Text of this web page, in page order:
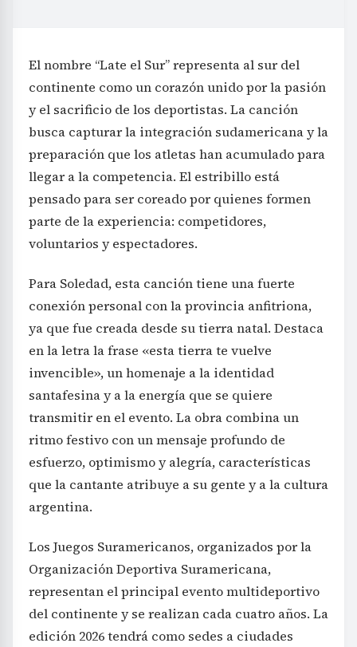
El nombre “Late el Sur” representa al sur del
continente como un corazón unido por la pasión
y el sacrificio de los deportistas. La canción
busca capturar la integración sudamericana y la
preparación que los atletas han acumulado para
llegar a la competencia. El estribillo está
pensado para ser coreado por quienes formen
parte de la experiencia: competidores,
voluntarios y espectadores.
Para Soledad, esta canción tiene una fuerte
conexión personal con la provincia anfitriona,
ya que fue creada desde su tierra natal. Destaca
en la letra la frase «esta tierra te vuelve
invencible», un homenaje a la identidad
santafesina y a la energía que se quiere
transmitir en el evento. La obra combina un
ritmo festivo con un mensaje profundo de
esfuerzo, optimismo y alegría, características
que la cantante atribuye a su gente y a la cultura
argentina.
Los Juegos Suramericanos, organizados por la
Organización Deportiva Suramericana,
representan el principal evento multideportivo
del continente y se realizan cada cuatro años. La
edición 2026 tendrá como sedes a ciudades